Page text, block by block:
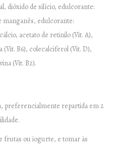
dióxido de silício, edulcorante:
manganês, edulcorante:
acetato de retinilo (Vit. A),
B6), colecalciferol (Vit. D),
(Vit. B2).
preferencialmente repartida em 2
frutas ou iogurte, e tomar às